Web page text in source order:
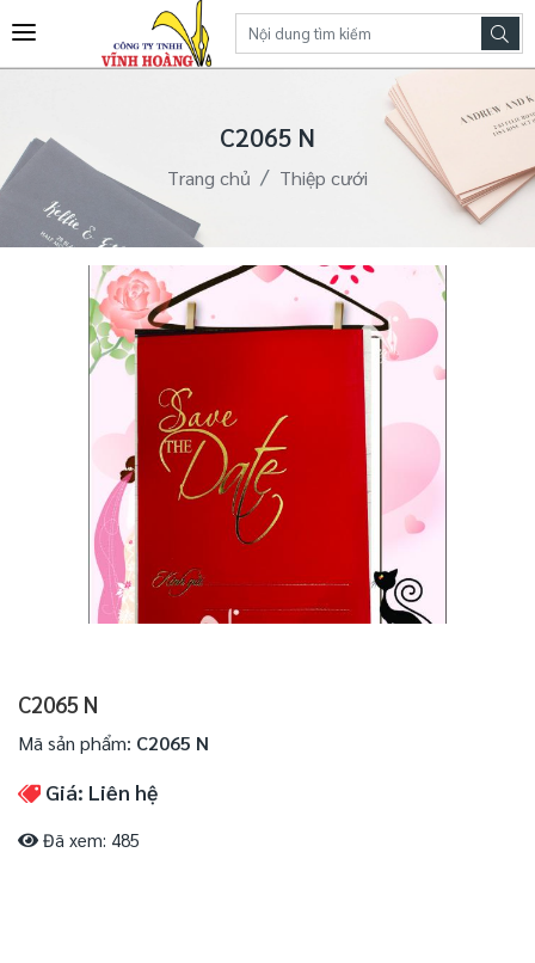
C2065 N
Trang chủ Thiệp cưới
C2065 N
Mã sản phẩm: C2065 N
Giá: Liên hệ
Đã xem: 485